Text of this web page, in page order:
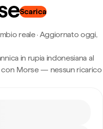
Scarica
reale· Aggiornato oggi,
in rupia indonesiana al
con Morse — nessun ricarico